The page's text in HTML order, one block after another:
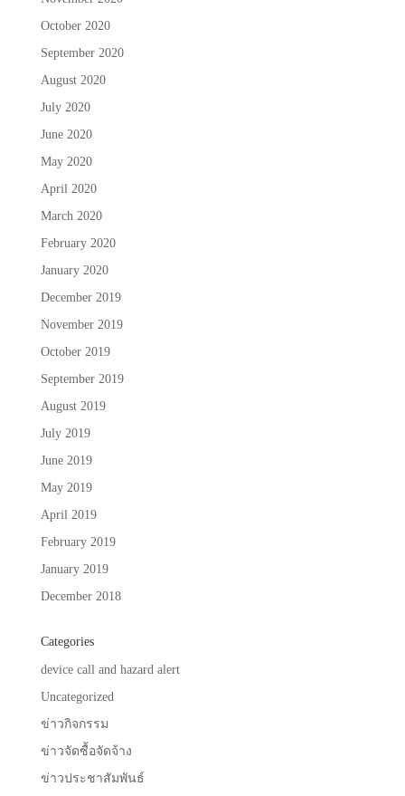
October 2020
September 2020
August 2020
July 2020
June 2020
May 2020
April 2020
March 2020
February 2020
January 2020
December 2019
November 2019
October 2019
September 2019
August 2019
July 2019
June 2019
May 2019
April 2019
February 2019
January 2019
December 2018
Categories
device call and hazard alert
Uncategorized
ข่าวกิจกรรม
ข่าวจัดซื้อจัดจ้าง
ข่าวประชาสัมพันธ์